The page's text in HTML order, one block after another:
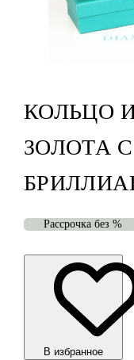
КОЛЬЦО
ЗОЛОТА
Рассрочка без %
В избранноe